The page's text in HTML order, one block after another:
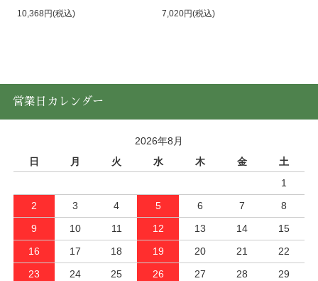
10,368円(税込) 7,020円(税込)
営業日カレンダー
2026年8月
日
月 火 水 木 金
土
1
2
3 4 5 6 7
8
9
10 11 12 13 14
15
16
17 18 19 20 21
22
23
24 25 26 27 28
29